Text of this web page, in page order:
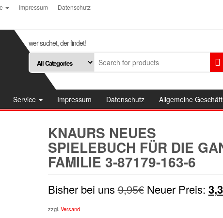
Impressum
Datenschutz
wer suchet, der findet!
Service Impressum Datenschutz Allgemeine
KNAURS NEUES
SPIELEBUCH FÜR DIE
FAMILIE 3-87179-163-6
Bisher bei uns 9,95€ Ursprünglicher
Neuer Preis:
zzgl. Versand